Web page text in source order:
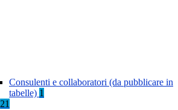
Consulenti e collaboratori (da pubblicare in
tabelle) 1
21